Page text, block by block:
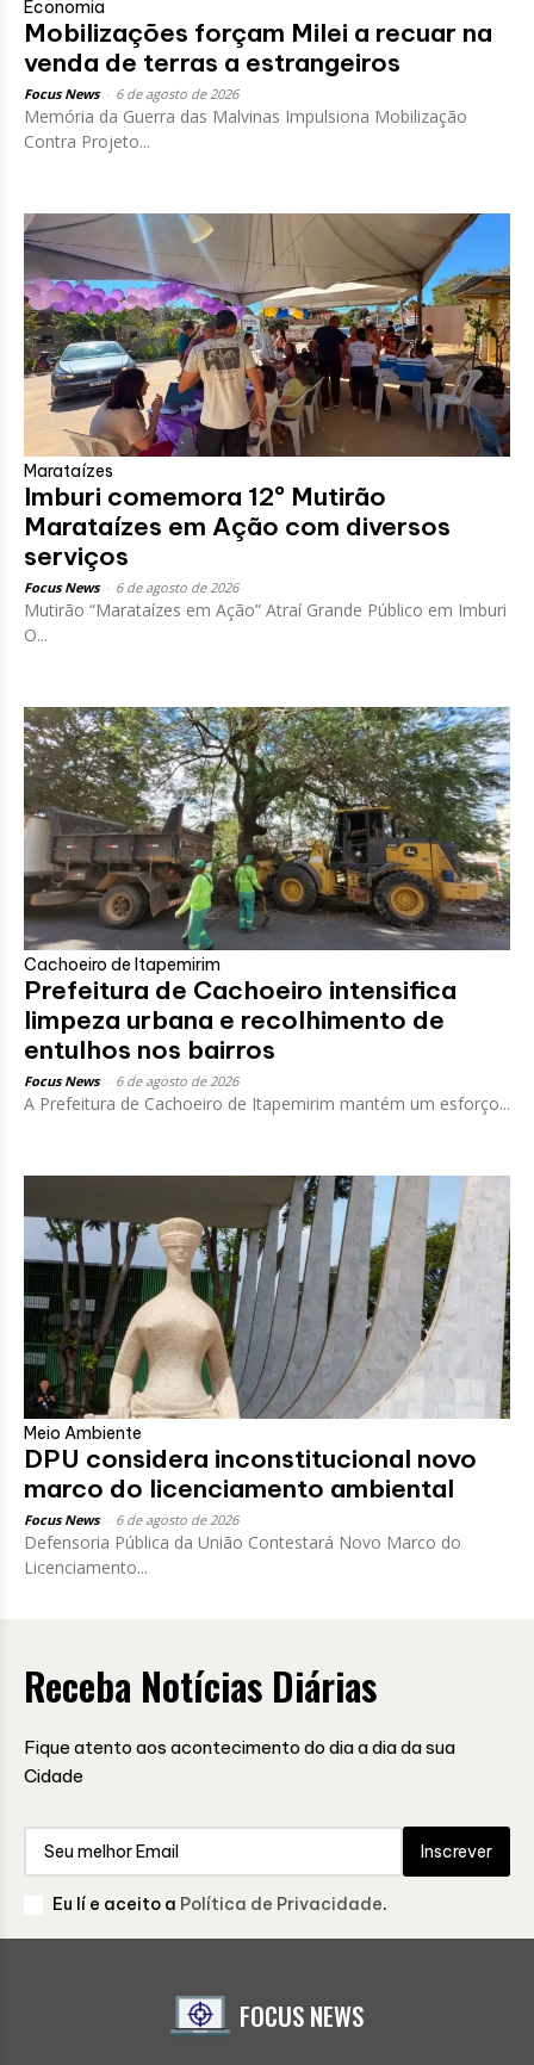
Economia
Mobilizações forçam Milei a recuar na
venda de terras a estrangeiros
Focus News 6 de agosto de 2026
Memória da Guerra das Malvinas Impulsiona Mobilização
Contra Projeto...
Marataízes
Imburi comemora 12º Mutirão
Marataízes em Ação com diversos
serviços
Focus News 6 de agosto de 2026
Mutirão “Marataízes em Ação” Atraí Grande Público em Imburi
O...
Cachoeiro de Itapemirim
Prefeitura de Cachoeiro intensifica
limpeza urbana e recolhimento de
entulhos nos bairros
Focus News 6 de agosto de 2026
A Prefeitura de Cachoeiro de Itapemirim mantém um esforço...
Meio Ambiente
DPU considera inconstitucional novo
marco do licenciamento ambiental
Focus News 6 de agosto de 2026
Defensoria Pública da União Contestará Novo Marco do
Licenciamento...
Receba Notícias Diárias
Fique atento aos acontecimento do dia a dia da sua
Cidade
Inscrever
Eu lí e aceito a Política de Privacidade.
FOCUS NEWS